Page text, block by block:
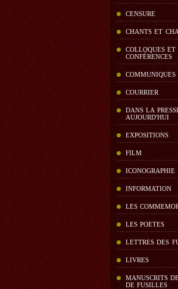
CENSURE
CHANTS ET
COLLOQUES ET
CONFÉRENCES
COMMUNIQUES
COURRIER
DANS LA
AUJOURD'HUI
EXPOSITIONS
FILM
ICONOGRAPHIE
INFORMATION
LES
LES POETES
LETTRES DES
LIVRES
MANUSCRITS
DE FUSILLES